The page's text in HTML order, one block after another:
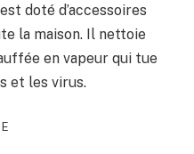
doté d’accessoires
la maison. Il nettoie
en vapeur qui tue
et les virus.